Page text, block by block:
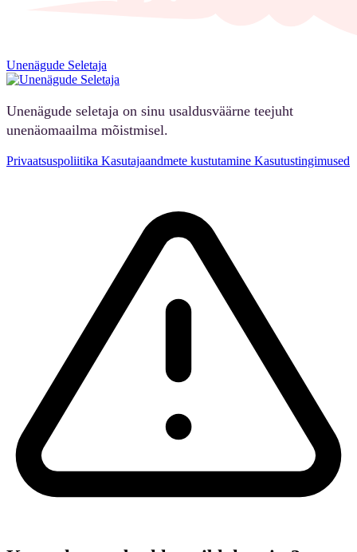
Unenägude Seletaja
Unenägude seletaja on sinu usaldusväärne teejuht
unenäomaailma mõistmisel.
Privaatsuspoliitika Kasutajaandmete kustutamine Kasutustingimused